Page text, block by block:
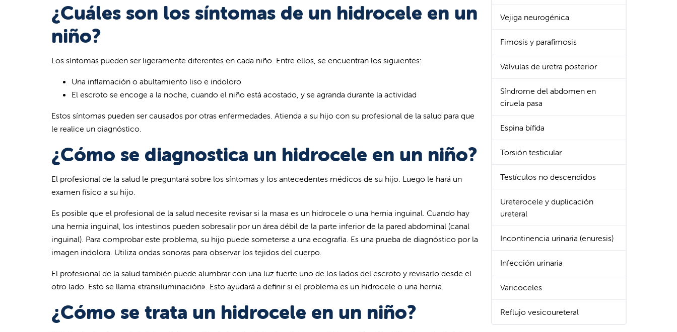
¿Cuáles son los síntomas de un hidrocele en un
niño?
Los síntomas pueden ser ligeramente diferentes en cada niño. Entre ellos, se encuentran los siguientes:
Una inflamación o abultamiento liso e indoloro
El escroto se encoge a la noche, cuando el niño está acostado, y se agranda durante la actividad
Estos síntomas pueden ser causados por otras enfermedades. Atienda a su hijo con su profesional de la salud para que
le realice un diagnóstico.
¿Cómo se diagnostica un hidrocele en un niño?
El profesional de la salud le preguntará sobre los síntomas y los antecedentes médicos de su hijo. Luego le hará un
examen físico a su hijo.
Es posible que el profesional de la salud necesite revisar si la masa es un hidrocele o una hernia inguinal. Cuando hay
una hernia inguinal, los intestinos pueden sobresalir por un área débil de la parte inferior de la pared abdominal (canal
inguinal). Para comprobar este problema, su hijo puede someterse a una ecografía. Es una prueba de diagnóstico por la
imagen indolora. Utiliza ondas sonoras para observar los tejidos del cuerpo.
El profesional de la salud también puede alumbrar con una luz fuerte uno de los lados del escroto y revisarlo desde el
otro lado. Esto se llama «transiluminación». Esto ayudará a definir si el problema es un hidrocele o una hernia.
¿Cómo se trata un hidrocele en un niño?
Vejiga neurogénica
Fimosis y parafimosis
Válvulas de uretra posterior
Síndrome del abdomen en
ciruela pasa
Espina bífida
Torsión testicular
Testículos no descendidos
Ureterocele y duplicación
ureteral
Incontinencia urinaria (enuresis)
Infección urinaria
Varicoceles
Reflujo vesicoureteral